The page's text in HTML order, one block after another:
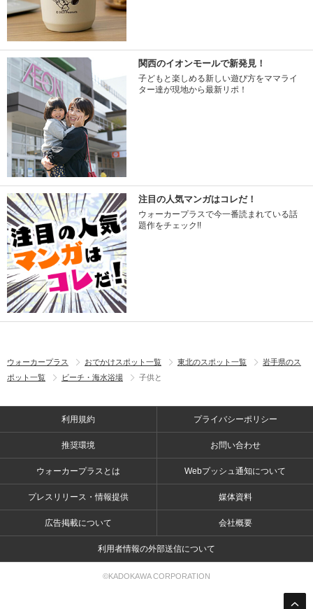
関西のイオンモールで新発見！
子どもと楽しめる新しい遊び方をママライ
ター達が現地から最新リポ！
注目の人気マンガはコレだ！
ウォーカープラスで今一番読まれている話
題作をチェック!!
ウォーカープラス おでかけスポット一覧 東北のスポット一覧
岩手県のス
ポット一覧
ビーチ・海水浴場 子供と
利用規約 プライバシーポリシー
推奨環境 お問い合わせ
ウォーカープラスとは Webプッシュ通知について
プレスリリース・情報提供 媒体資料
広告掲載について 会社概要
利用者情報の外部送信について
©KADOKAWA CORPORATION